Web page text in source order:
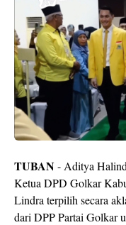
TUBAN- Aditya
Ketua DPD Golkar
Lindra terpilih secara
dari DPP Partai Golkar